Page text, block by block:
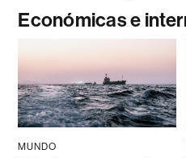
Económicas e
MUNDO